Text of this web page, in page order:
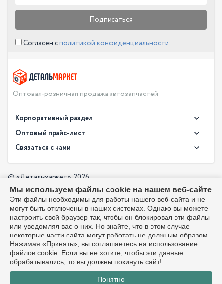
Подписаться
Согласен сполитикой конфиденциальности
Оптовая-розничная продажа автозапчастей
Корпоративный раздел
Новости
О компании
Доставка
Оптовый прайс-лист
Оплата
Производители
Политика в отношении обработки персональных данных
Оптовый прайс-лист
Скачать прайс в PDF
Связаться с нами
info@detalmarket.ru
Перезвоните мне
© «Детальмаркет», 2026
Разработка:
Все упоминания товарных знаков (включая LADA и АвтоВАЗ)
используются исключительно для указания совместимости
товаров и соответствуют положениям ст. 1487, 1484
Гражданского кодекса РФ. Интернет-магазин не является
официальным дистрибьютором или представителем ПАО
«АвтоВАЗ». Любое использование товарного знака
направлено лишь на объективное информирование о
совместимости и не вводит покупателя в заблуждение
Мы используем файлы cookie на нашем веб-сайте
Эти файлы необходимы для работы нашего веб-сайта и не
могут быть отключены в наших системах. Однако вы можете
настроить свой браузер так, чтобы он блокировал эти файлы
или уведомлял вас о них. Но знайте, что в этом случае
некоторые части сайта могут работать не должным образом.
Нажимая «Принять», вы соглашаетесь на использование
файлов cookie. Если вы не хотите, чтобы эти данные
обрабатывались, то вы должны покинуть сайт!
Понятно